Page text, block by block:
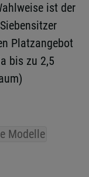
ist der
Platzangebot
bis zu 2,5
Modelle